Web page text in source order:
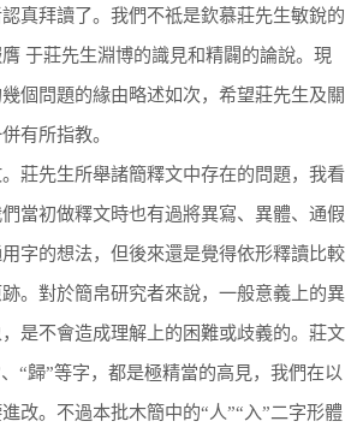
真拜讀了。我們不祗是欽慕莊先生敏銳的
于莊先生淵博的識見和精闢的論說。現
個問題的緣由略述如次，希望莊先生及關
有所指教。
先生所舉諸簡釋文中存在的問題，我看
當初做釋文時也有過將異寫、異體、通假
字的想法，但後來還是覺得依形釋讀比較
。對於簡帛研究者來說，一般意義上的異
是不會造成理解上的困難或歧義的。莊文
“歸”等字，都是極精當的高見，我們在以
改。不過本批木簡中的“人”“入”二字形體